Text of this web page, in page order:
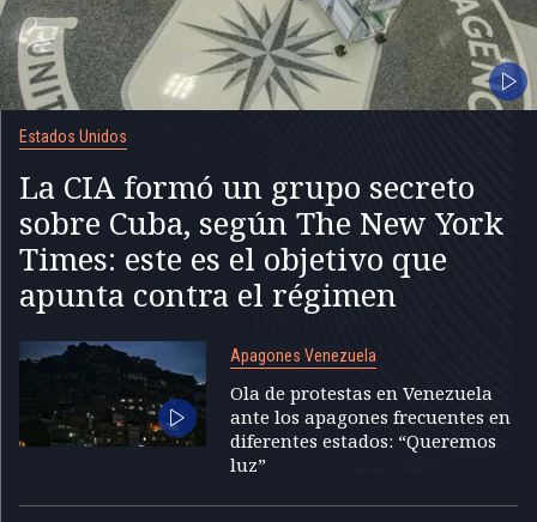
Estados Unidos
La CIA formó un grupo secreto
sobre Cuba, según The New York
Times: este es el objetivo que
apunta contra el régimen
Apagones Venezuela
Ola de protestas en Venezuela
ante los apagones frecuentes en
diferentes estados: “Queremos
luz”